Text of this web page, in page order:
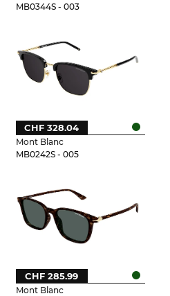
MB0344S - 003
Mont Blanc
MB0242S - 005
CHF 328.04
Mont Blanc
CHF 285.99